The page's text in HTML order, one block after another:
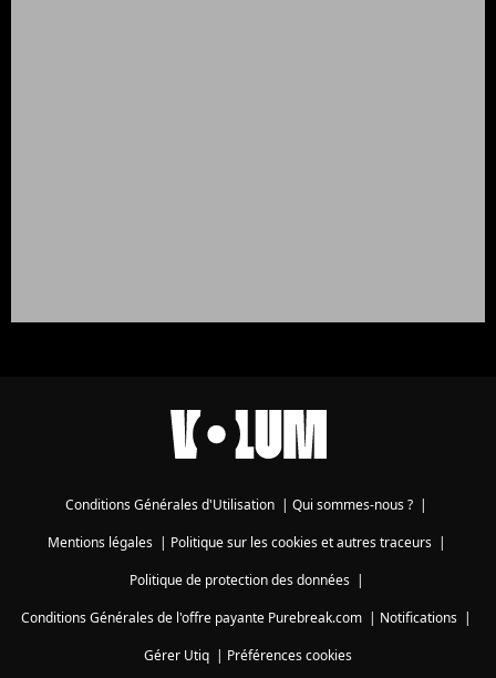
Conditions Générales d'Utilisation Qui sommes-nous ?
Mentions légales| Politique sur les cookies et autres traceurs|
Politique de protection des données|
Conditions Générales de l'offre payante Purebreak.com
Notifications
Gérer Utiq
Préférences cookies